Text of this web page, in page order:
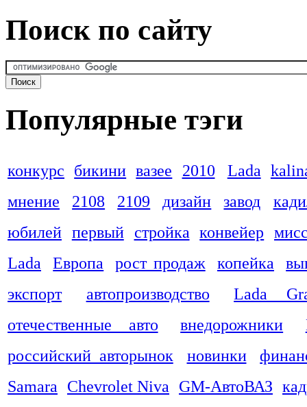
Поиск по сайту
Популярные тэги
конкурс бикини вазее 2010 Lada
мнение
2108 2109 дизайн завод
юбилей первый стройка конвейер
Lada
Европа рост продаж копейка
экспорт
автопроизводство
Lada
отечественные авто
внедорожники
российский авторынок
новинки
Samara
Chevrolet Niva GM-АвтоВАЗ